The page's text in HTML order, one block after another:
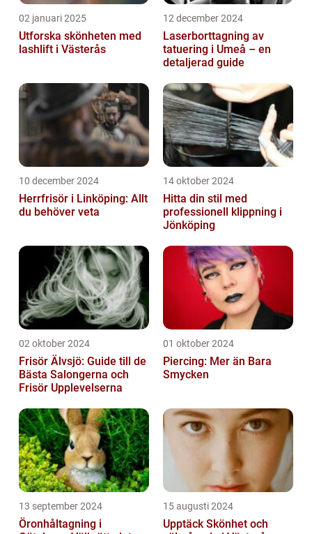
02 januari 2025
Utforska skönheten med
lashlift i Västerås
12 december 2024
Laserborttagning av
tatuering i Umeå – en
detaljerad guide
10 december 2024
Herrfrisör i Linköping: Allt
du behöver veta
14 oktober 2024
Hitta din stil med
professionell klippning i
Jönköping
02 oktober 2024
Frisör Älvsjö: Guide till de
Bästa Salongerna och
Frisör Upplevelserna
01 oktober 2024
Piercing: Mer än Bara
Smycken
13 september 2024
Öronhåltagning i
15 augusti 2024
Upptäck Skönhet och